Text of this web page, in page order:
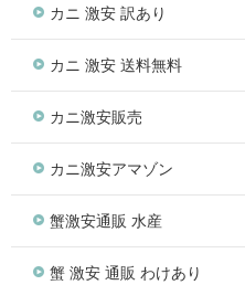
カニ 激安 訳あり
カニ 激安 送料無料
カニ激安販売
カニ激安アマゾン
蟹激安通販 水産
蟹 激安 通販 わけあり